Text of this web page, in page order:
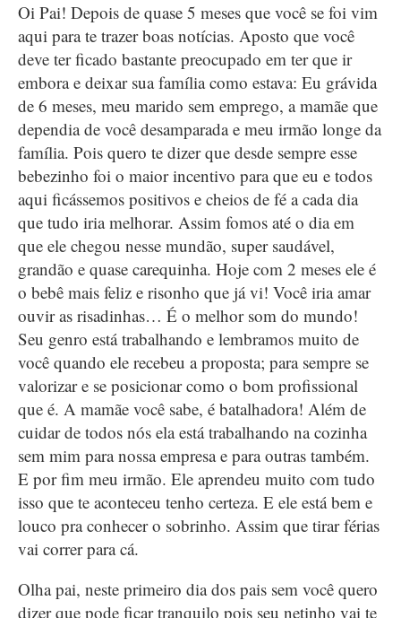
Oi Pai! Depois de quase 5 meses que você se foi vim
aqui para te trazer boas notícias. Aposto que você
deve ter ficado bastante preocupado em ter que ir
embora e deixar sua família como estava: Eu grávida
de 6 meses, meu marido sem emprego, a mamãe que
dependia de você desamparada e meu irmão longe da
família. Pois quero te dizer que desde sempre esse
bebezinho foi o maior incentivo para que eu e todos
aqui ficássemos positivos e cheios de fé a cada dia
que tudo iria melhorar. Assim fomos até o dia em
que ele chegou nesse mundão, super saudável,
grandão e quase carequinha. Hoje com 2 meses ele é
o bebê mais feliz e risonho que já vi! Você iria amar
ouvir as risadinhas… É o melhor som do mundo!
Seu genro está trabalhando e lembramos muito de
você quando ele recebeu a proposta; para sempre se
valorizar e se posicionar como o bom profissional
que é. A mamãe você sabe, é batalhadora! Além de
cuidar de todos nós ela está trabalhando na cozinha
sem mim para nossa empresa e para outras também.
E por fim meu irmão. Ele aprendeu muito com tudo
isso que te aconteceu tenho certeza. E ele está bem e
louco pra conhecer o sobrinho. Assim que tirar férias
vai correr para cá.
Olha pai, neste primeiro dia dos pais sem você quero
dizer que pode ficar tranquilo pois seu netinho vai te